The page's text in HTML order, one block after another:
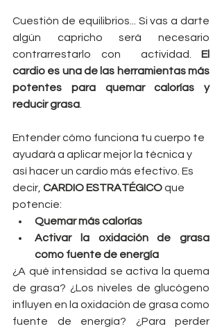
Cuestión de equilibrios... Si vas a darte
algún capricho será necesario
contrarrestarlo con  actividad. El
cardio es una de las herramientas más
potentes para quemar calorías y
reducir grasa
Entender cómo funciona tu cuerpo te
ayudará a aplicar mejor la técnica y
así hacer un cardio más efectivo. Es
decir, CARDIO ESTRATÉGICO que
potencie:
Quemar más calorías
Activar la oxidación de grasa
como fuente de energía
¿A qué intensidad se activa la quema
de grasa? ¿Los niveles de glucógeno
influyen en la oxidación de grasa como
fuente de energía? ¿Para perder